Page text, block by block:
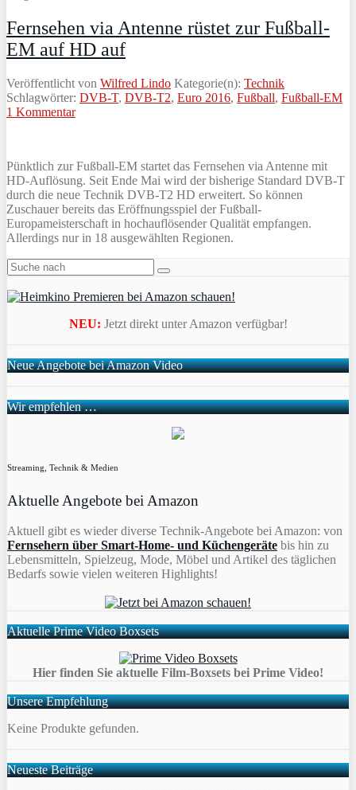
Fernsehen via Antenne rüstet zur Fußball-
EM auf HD auf
Veröffentlicht von Wilfred Lindo Kategorie(n): Technik
Schlagwörter: DVB-T, DVB-T2, Euro 2016, Fußball, Fußball-EM
1 Kommentar
Pünktlich zur Fußball-EM startet das Fernsehen via Antenne mit
HD-Auflösung. Seit Ende Mai wird der bisherige Standard DVB-T
durch die neue Technik DVB-T2 HD erweitert. So können
Zuschauer bereits das Eröffnungsspiel der Fußball-
Europameisterschaft in hochauflösender Qualität empfangen.
Allerdings nur in 18 ausgewählten Regionen.
NEU: Jetzt direkt unter Amazon verfügbar!
Neue Angebote bei Amazon Video
Wir empfehlen …
Streaming, Technik & Medien
Aktuelle Angebote bei Amazon
Aktuell gibt es wieder diverse Technik-Angebote bei Amazon: von
Fernsehern über Smart-Home- und Küchengeräte bis hin zu
Lebensmitteln, Spielzeug, Mode, Möbel und Artikel des täglichen
Bedarfs sowie vielen weiteren Highlights!
Aktuelle Prime Video Boxsets
Hier finden Sie aktuelle Film-Boxsets bei Prime Video!
Unsere Empfehlung
Keine Produkte gefunden.
Neueste Beiträge